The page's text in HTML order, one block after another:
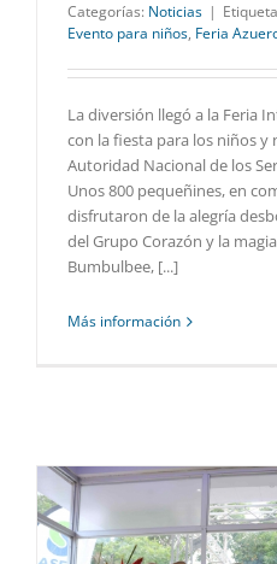
Categorías: Noticias |
Evento para niños, Feria
La diversión llegó a la Feria
con la fiesta para los niños y
Autoridad Nacional de los
Unos 800 pequeñines, en
disfrutaron de la alegría
del Grupo Corazón y la
Bumbulbee, [...]
Más información